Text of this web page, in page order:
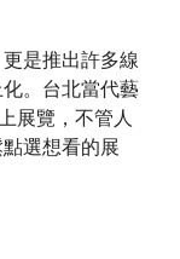
是推出許多線
化。台北當代藝
展覽，不管人
選想看的展